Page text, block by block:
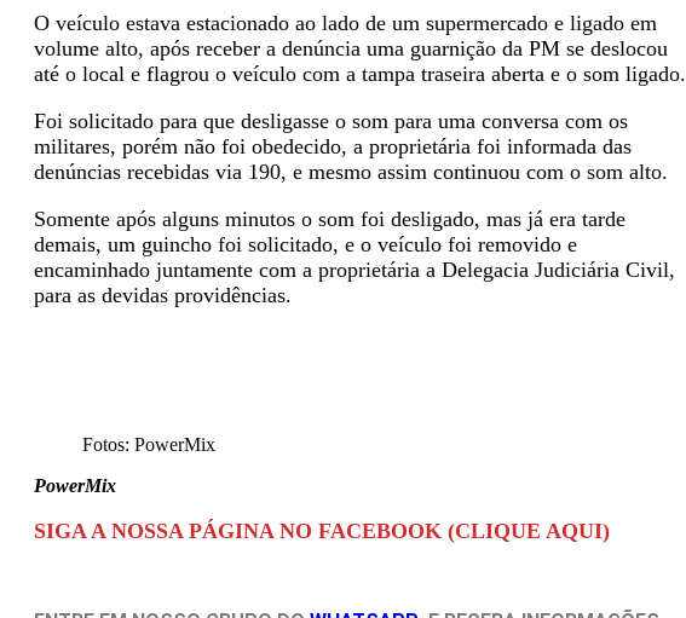
O veículo estava estacionado ao lado de um supermercado e ligado em
volume alto, após receber a denúncia uma guarnição da PM se deslocou
até o local e flagrou o veículo com a tampa traseira aberta e o som ligado.
Foi solicitado para que desligasse o som para uma conversa com os
militares, porém não foi obedecido, a proprietária foi informada das
denúncias recebidas via 190, e mesmo assim continuou com o som alto.
Somente após alguns minutos o som foi desligado, mas já era tarde
demais, um guincho foi solicitado, e o veículo foi removido e
encaminhado juntamente com a proprietária a Delegacia Judiciária Civil,
para as devidas providências.
Fotos: PowerMix
PowerMix
SIGA A NOSSA PÁGINA NO FACEBOOK (CLIQUE AQUI)